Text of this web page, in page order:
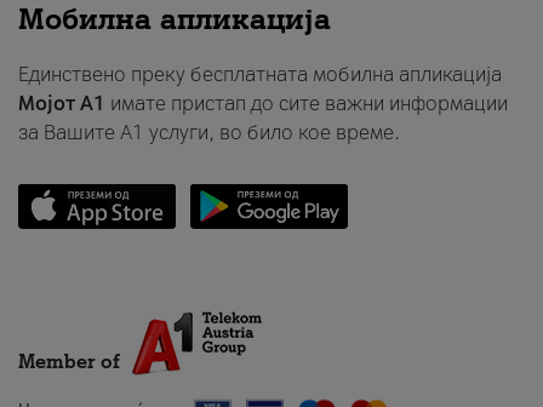
Мобилна апликација
Единствено преку бесплатната мобилна апликација
Мојот A1 имате пристап до сите важни информации
за Вашите A1 услуги, во било кое време.
Member of